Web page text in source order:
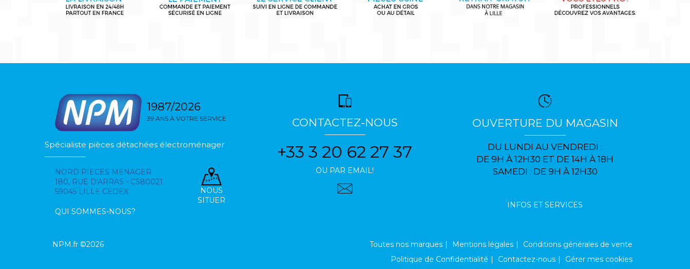
1987/2026
39 ANS À VOTRE SERVICE
Spécialiste pièces détachées électroménager
NORD PIECES MENAGER
180, RUE D'ARRAS - CS80021
59045 LILLE CEDEX
QUI SOMMES-NOUS?
NOUS
SITUER
CONTACTEZ-NOUS
+33 3 20 62 27 37
OU PAR EMAIL!
OUVERTURE DU MAGASIN
DU LUNDI AU VENDREDI :
DE 9H À 12H30 ET DE 14H À 18H
SAMEDI : DE 9H À 12H30
INFOS ET SERVICES
Toutes nos marques Mentions légales
Conditions générales de vente
Politique de Confidentialité
Contactez-nous Gérer mes cookies
NPM.fr ©2026